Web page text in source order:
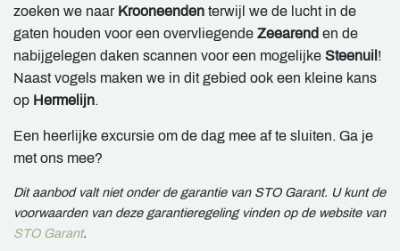
zoeken we naar Krooneenden terwijl we de lucht in de
gaten houden voor een overvliegende Zeearend en de
nabijgelegen daken scannen voor een mogelijke Steenuil !
Naast vogels maken we in dit gebied ook een kleine kans
op Hermelijn.
Een heerlijke excursie om de dag mee af te sluiten. Ga je
met ons mee?
Dit aanbod valt niet onder de garantie van STO Garant. U kunt de
voorwaarden van deze garantieregeling vinden op de website van
STO Garant.